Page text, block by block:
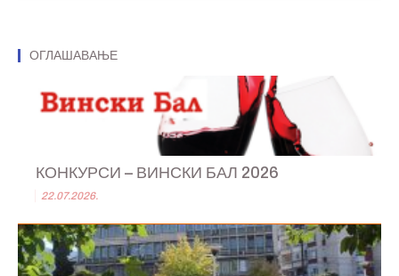
ОГЛАШАВАЊЕ
КОНКУРСИ – ВИНСКИ БАЛ 2026
22.07.2026.